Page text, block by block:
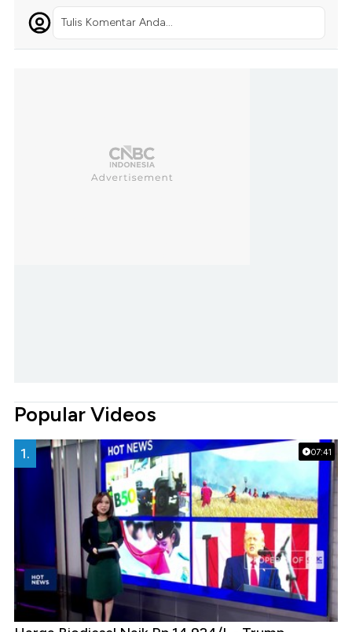
Tulis Komentar Anda...
Popular Videos
07:41
1.